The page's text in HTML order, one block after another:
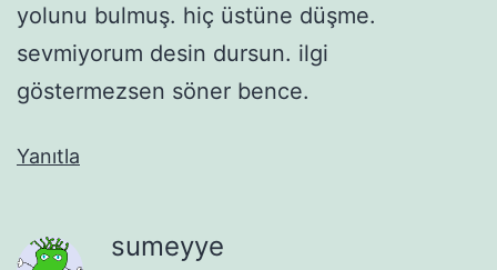
yolunu bulmuş. hiç üstüne düşme.
sevmiyorum desin dursun. ilgi
göstermezsen söner bence.
Yanıtla
sumeyye